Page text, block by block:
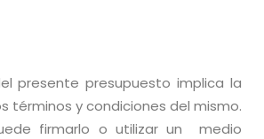
presente presupuesto implica la
términos y condiciones del mismo.
firmarlo o utilizar un medio